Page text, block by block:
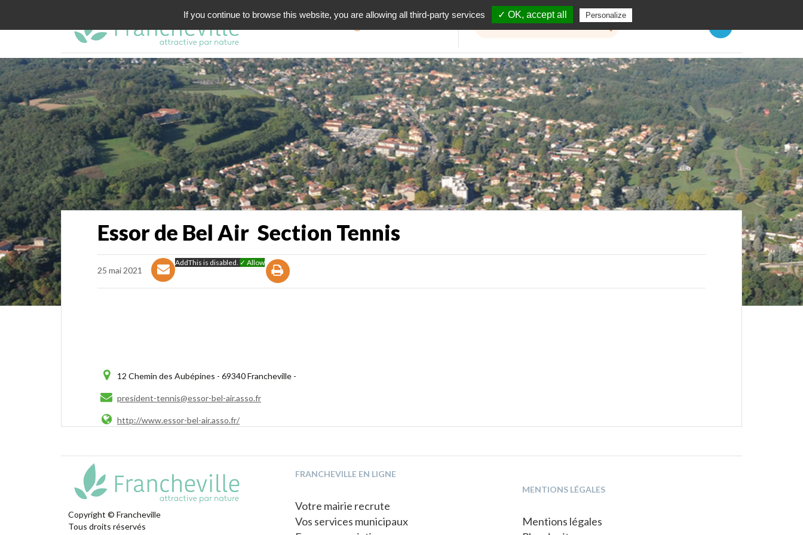
Essor de Bel Air  Section Tennis
25 mai 2021
AddThis is disabled. ✓ Allow
12 Chemin des Aubépines - 69340 Francheville -
president-tennis@essor-bel-air.asso.fr
http://www.essor-bel-air.asso.fr/
Copyright © Francheville
Tous droits réservés
FRANCHEVILLE EN LIGNE
Votre mairie recrute
Vos services municipaux
MENTIONS LÉGALES
Mentions légales
If you continue to browse this website, you are allowing all third-party services ✓ OK, accept all Personalize